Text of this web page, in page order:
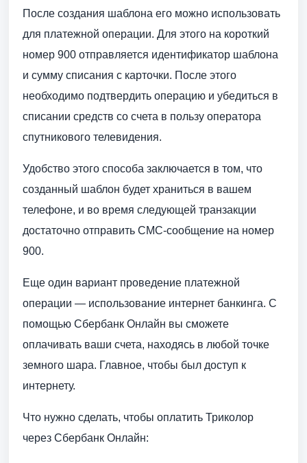
После создания шаблона его можно использовать
для платежной операции. Для этого на короткий
номер 900 отправляется идентификатор шаблона
и сумму списания с карточки. После этого
необходимо подтвердить операцию и убедиться в
списании средств со счета в пользу оператора
спутникового телевидения.
Удобство этого способа заключается в том, что
созданный шаблон будет храниться в вашем
телефоне, и во время следующей транзакции
достаточно отправить СМС-сообщение на номер
900.
Еще один вариант проведение платежной
операции — использование интернет банкинга. С
помощью Сбербанк Онлайн вы сможете
оплачивать ваши счета, находясь в любой точке
земного шара. Главное, чтобы был доступ к
интернету.
Что нужно сделать, чтобы оплатить Триколор
через Сбербанк Онлайн: